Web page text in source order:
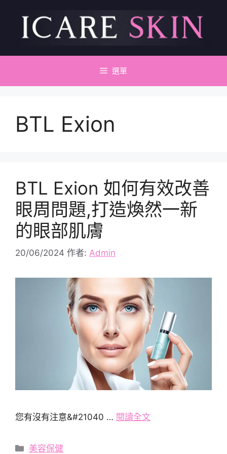
內
選單
BTL Exion
BTL Exion 如何有效改善
眼周問題,打造煥然一新
的眼部肌膚
20/06/2024 作者: Admin
您有沒有注意&#21040 … 閱讀全文
分
美容保健